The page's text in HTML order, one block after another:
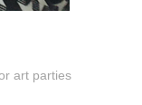
art parties.